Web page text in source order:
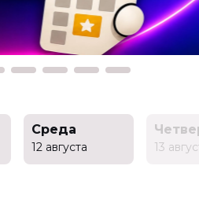
Среда
12 августа 13